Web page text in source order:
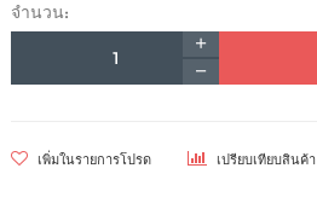
จำนวน:
เพิ่มในรายการโปรด เปรียบเทียบสินค้า